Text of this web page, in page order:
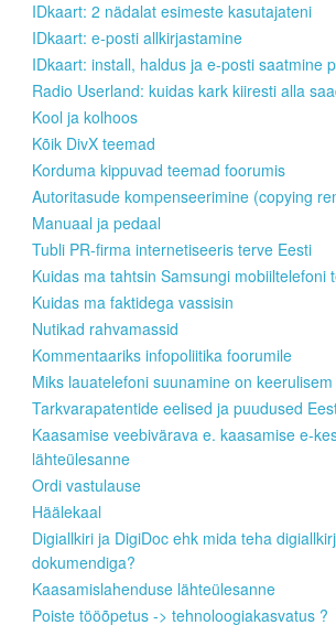
IDkaart: 2 nädalat esimeste kasutajateni
IDkaart: e-posti allkirjastamine
IDkaart: install, haldus ja e-posti saatmine
Radio Userland: kuidas kark kiiresti alla
Kool ja kolhoos
Kõik DivX teemad
Korduma kippuvad teemad foorumis
Autoritasude kompenseerimine (copying
Manuaal ja pedaal
Tubli PR-firma internetiseeris terve Eesti
Kuidas ma tahtsin Samsungi mobiiltelefoni
Kuidas ma faktidega vassisin
Nutikad rahvamassid
Kommentaariks infopoliitika foorumile
Miks lauatelefoni suunamine on
Tarkvarapatentide eelised ja puudused
Kaasamise veebivärava e. kaasamise e-
lähteülesanne
Ordi vastulause
Häälekaal
Digiallkiri ja DigiDoc ehk mida teha
dokumendiga?
Kaasamislahenduse lähteülesanne
Poiste tööõpetus -> tehnoloogiakasvatus ?